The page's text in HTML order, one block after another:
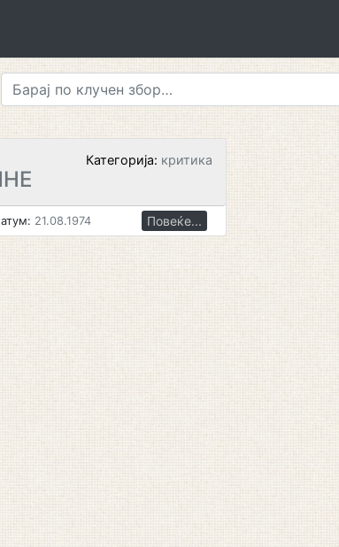
Категорија: критика
21.08.1974 Повеќе...